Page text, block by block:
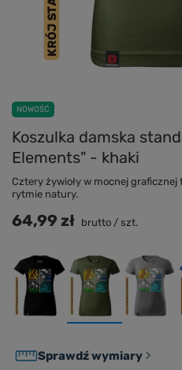
NOWOŚĆ
Koszulka damska
Elements" - khaki
Cztery żywioły w mocnej
rytmie natury.
Sprawdź wymiary
64,99 zł brutto / szt.